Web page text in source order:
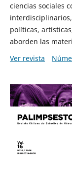
ciencias sociales
políticas,
aborden las
Ver revista